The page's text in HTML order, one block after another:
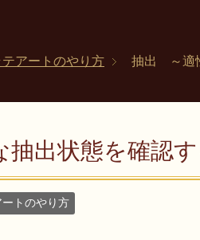
テアートのやり方 抽出 ～適
出状態を確認す
ートのやり方